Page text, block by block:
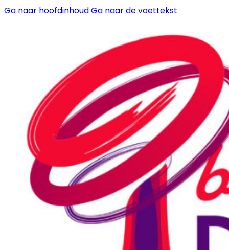
Ga naar hoofdinhoudGa naar de voettekst